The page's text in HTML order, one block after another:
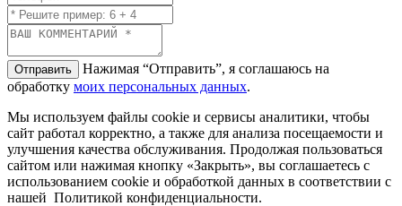
Отправить
Нажимая “Отправить”, я соглашаюсь на
обработку моих персональных данных.
Мы используем файлы cookie и сервисы аналитики, чтобы
сайт работал корректно, а также для анализа посещаемости и
улучшения качества обслуживания. Продолжая пользоваться
сайтом или нажимая кнопку «Закрыть», вы соглашаетесь с
использованием cookie и обработкой данных в соответствии с
нашей Политикой конфиденциальности.